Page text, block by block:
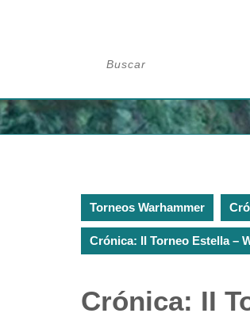
Torneos Warhammer
Crónica: II Torneo Estella –
Crónica: II